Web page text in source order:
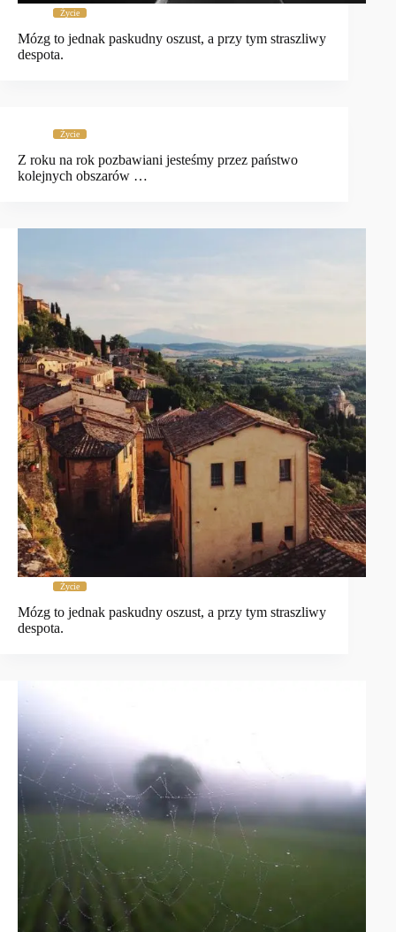
Życie
Mózg to jednak paskudny oszust, a przy tym straszliwy
despota.
Życie
Z roku na rok pozbawiani jesteśmy przez państwo
kolejnych obszarów …
Życie
Mózg to jednak paskudny oszust, a przy tym straszliwy
despota.